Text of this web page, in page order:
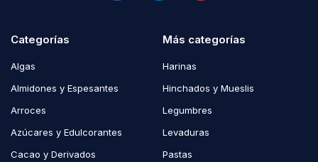
Categorías
Algas
Almidones y Espesantes
Arroces
Azúcares y Edulcorantes
Cacao y Derivados
Más categorías
Harinas
Hinchados y Mueslis
Legumbres
Levaduras
Pastas